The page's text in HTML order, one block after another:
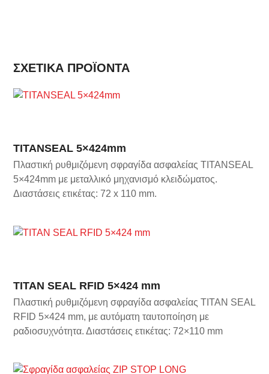
ΣΧΕΤΙΚΆ ΠΡΟΪΌΝΤΑ
TITANSEAL 5×424mm
Πλαστική ρυθμιζόμενη σφραγίδα ασφαλείας TITANSEAL
5×424mm με μεταλλικό μηχανισμό κλειδώματος.
Διαστάσεις ετικέτας: 72 x 110 mm.
TITAN SEAL RFID 5×424 mm
Πλαστική ρυθμιζόμενη σφραγίδα ασφαλείας TITAN SEAL
RFID 5×424 mm, με αυτόματη ταυτοποίηση με
ραδιοσυχνότητα. Διαστάσεις ετικέτας: 72×110 mm